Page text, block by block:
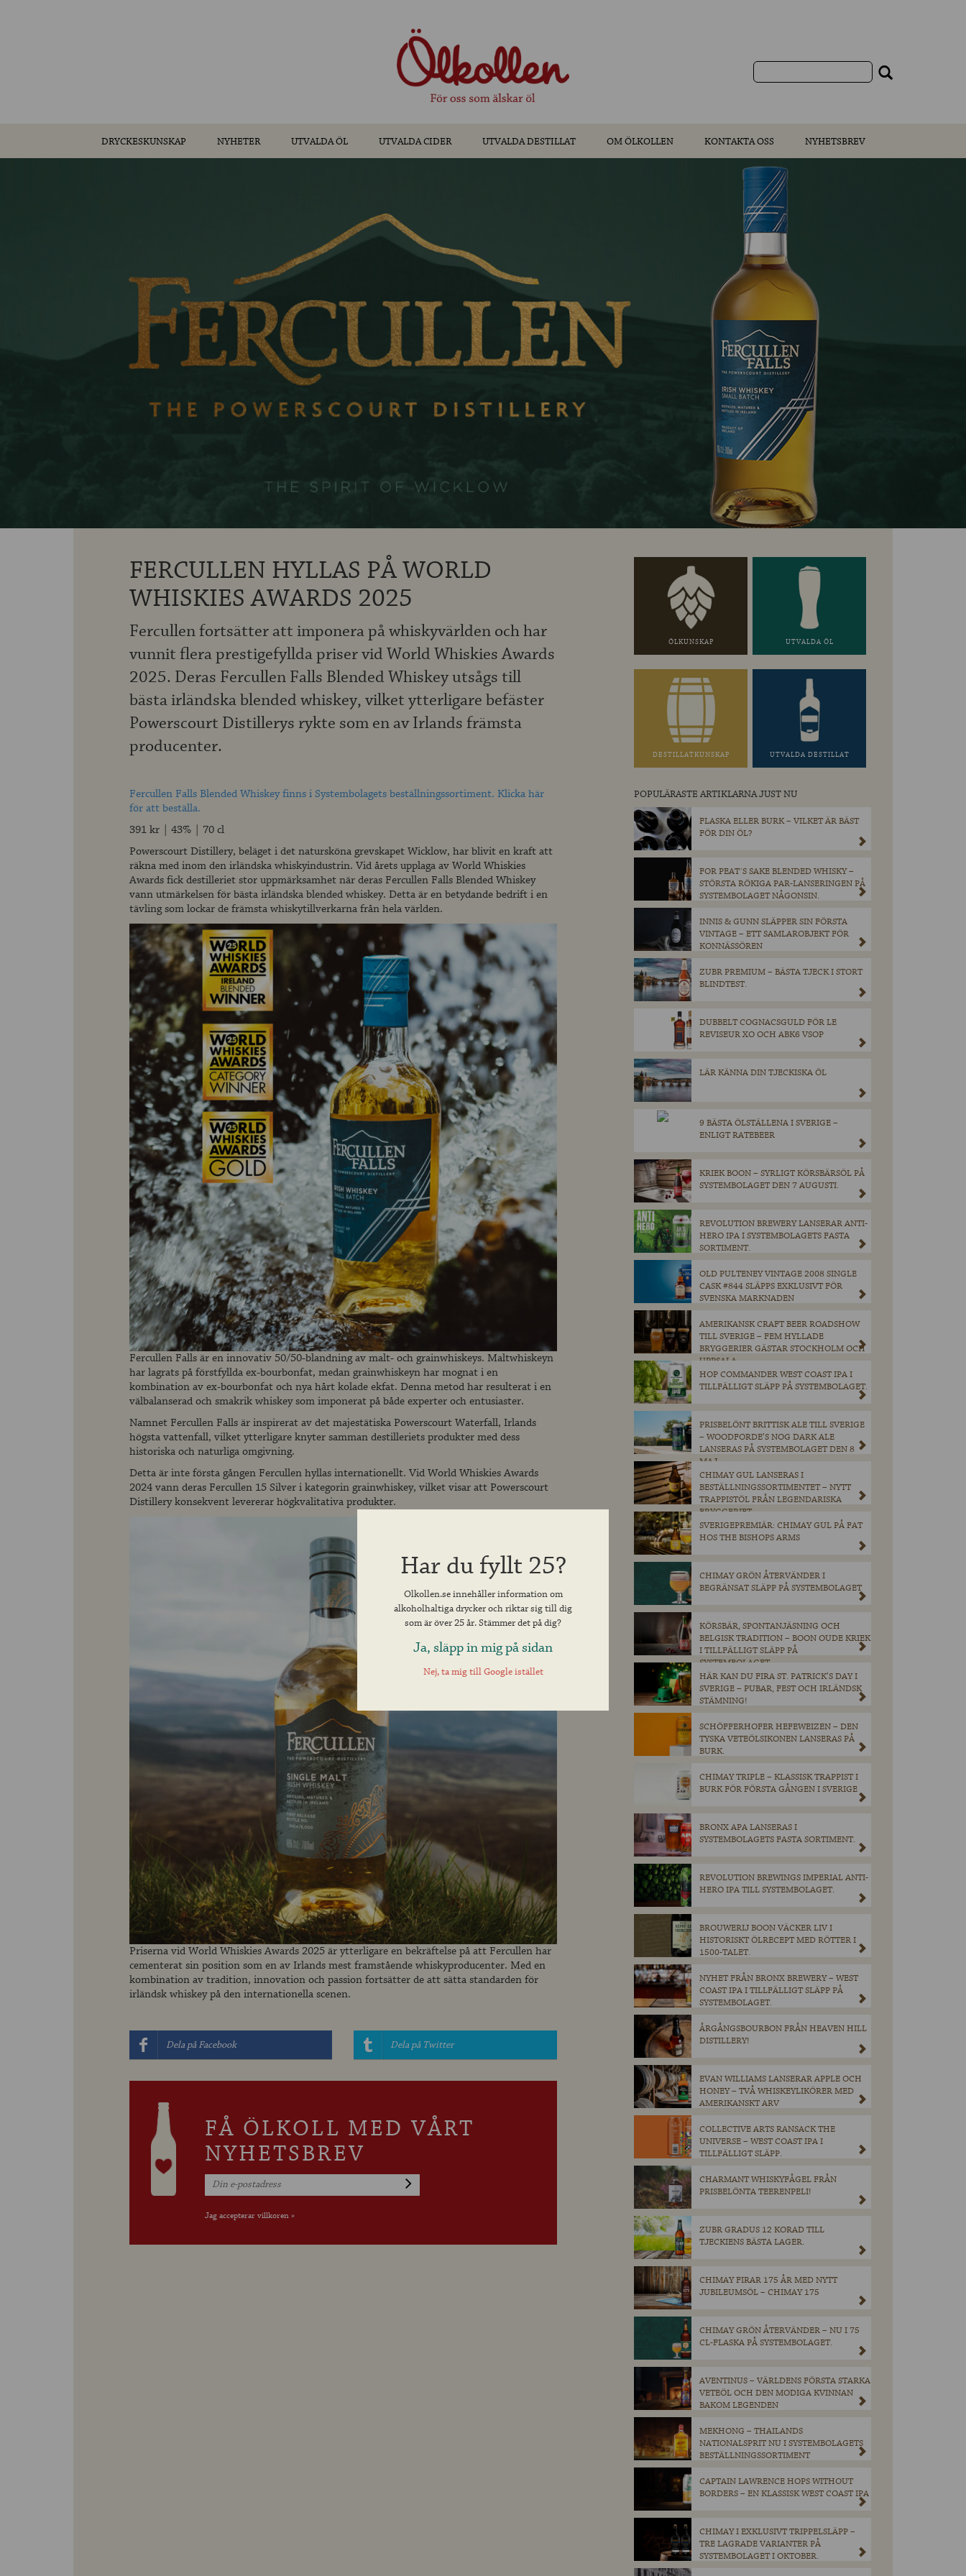
DRYCKESKUNSKAP NYHETER UTVALDA ÖL UTVALDA CIDER UTVALDA DESTILLAT OM ÖLKOLLEN KONTAKTA OSS NYHETSBREV
FERCULLEN HYLLAS PÅ WORLD
WHISKIES AWARDS 2025
Fercullen fortsätter att imponera på whiskyvärlden och har
vunnit flera prestigefyllda priser vid World Whiskies Awards
2025. Deras Fercullen Falls Blended Whiskey utsågs till
bästa irländska blended whiskey, vilket ytterligare befäster
Powerscourt Distillerys rykte som en av Irlands främsta
producenter.
Fercullen Falls Blended Whiskey finns i Systembolagets beställningssortiment. Klicka här
för att beställa.
391 kr | 43% | 70 cl
Powerscourt Distillery, beläget i det natursköna grevskapet Wicklow, har blivit en kraft att
räkna med inom den irländska whiskyindustrin. Vid årets upplaga av World Whiskies
Awards fick destilleriet stor uppmärksamhet när deras Fercullen Falls Blended Whiskey
vann utmärkelsen för bästa irländska blended whiskey. Detta är en betydande bedrift i en
tävling som lockar de främsta whiskytillverkarna från hela världen.
Fercullen Falls är en innovativ 50/50-blandning av malt- och grainwhiskeys. Maltwhiskeyn
har lagrats på förstfyllda ex-bourbonfat, medan grainwhiskeyn har mognat i en
kombination av ex-bourbonfat och nya hårt kolade ekfat. Denna metod har resulterat i en
välbalanserad och smakrik whiskey som imponerat på både experter och entusiaster.
Namnet Fercullen Falls är inspirerat av det majestätiska Powerscourt Waterfall, Irlands
högsta vattenfall, vilket ytterligare knyter samman destilleriets produkter med dess
historiska och naturliga omgivning.
Detta är inte första gången Fercullen hyllas internationellt. Vid World Whiskies Awards
2024 vann deras Fercullen 15 Silver i kategorin grainwhiskey, vilket visar att Powerscourt
Distillery konsekvent levererar högkvalitativa produkter.
Priserna vid World Whiskies Awards 2025 är ytterligare en bekräftelse på att Fercullen har
cementerat sin position som en av Irlands mest framstående whiskyproducenter. Med en
kombination av tradition, innovation och passion fortsätter de att sätta standarden för
irländsk whiskey på den internationella scenen.
Dela på Facebook Dela på Twitter
FÅ ÖLKOLL MED VÅRT
NYHETSBREV
Jag accepterar villkoren »
ÖLKUNSKAP UTVALDA ÖL
DESTILLATKUNSKAP UTVALDA DESTILLAT
POPULÄRASTE ARTIKLARNA JUST NU
FLASKA ELLER BURK – VILKET ÄR BÄST
FÖR DIN ÖL?
FOR PEAT´S SAKE BLENDED WHISKY –
STÖRSTA RÖKIGA PAR-LANSERINGEN PÅ
SYSTEMBOLAGET NÅGONSIN.
INNIS & GUNN SLÄPPER SIN FÖRSTA
VINTAGE – ETT SAMLAROBJEKT FÖR
KONNÄSSÖREN
ZUBR PREMIUM – BÄSTA TJECK I STORT
BLINDTEST.
DUBBELT COGNACSGULD FÖR LE
REVISEUR XO OCH ABK6 VSOP
LÄR KÄNNA DIN TJECKISKA ÖL
9 BÄSTA ÖLSTÄLLENA I SVERIGE –
ENLIGT RATEBEER
KRIEK BOON – SYRLIGT KÖRSBÄRSÖL PÅ
SYSTEMBOLAGET DEN 7 AUGUSTI.
REVOLUTION BREWERY LANSERAR ANTI-
HERO IPA I SYSTEMBOLAGETS FASTA
SORTIMENT.
OLD PULTENEY VINTAGE 2008 SINGLE
CASK #844 SLÄPPS EXKLUSIVT FÖR
SVENSKA MARKNADEN
AMERIKANSK CRAFT BEER ROADSHOW
TILL SVERIGE – FEM HYLLADE
BRYGGERIER GÄSTAR STOCKHOLM OCH
UPPSALA
HOP COMMANDER WEST COAST IPA I
TILLFÄLLIGT SLÄPP PÅ SYSTEMBOLAGET.
PRISBELÖNT BRITTISK ALE TILL SVERIGE
– WOODFORDE’S NOG DARK ALE
LANSERAS PÅ SYSTEMBOLAGET DEN 8
MAJ.
CHIMAY GUL LANSERAS I
BESTÄLLNINGSSORTIMENTET – NYTT
TRAPPISTÖL FRÅN LEGENDARISKA
BRYGGERIET
SVERIGEPREMIÄR: CHIMAY GUL PÅ FAT
HOS THE BISHOPS ARMS
CHIMAY GRÖN ÅTERVÄNDER I
BEGRÄNSAT SLÄPP PÅ SYSTEMBOLAGET
KÖRSBÄR, SPONTANJÄSNING OCH
BELGISK TRADITION – BOON OUDE KRIEK
I TILLFÄLLIGT SLÄPP PÅ
SYSTEMBOLAGET.
HÄR KAN DU FIRA ST. PATRICK’S DAY I
SVERIGE – PUBAR, FEST OCH IRLÄNDSK
STÄMNING!
SCHÖFFERHOFER HEFEWEIZEN – DEN
TYSKA VETEÖLSIKONEN LANSERAS PÅ
BURK.
CHIMAY TRIPLE – KLASSISK TRAPPIST I
BURK FÖR FÖRSTA GÅNGEN I SVERIGE
BRONX APA LANSERAS I
SYSTEMBOLAGETS FASTA SORTIMENT.
REVOLUTION BREWINGS IMPERIAL ANTI-
HERO IPA TILL SYSTEMBOLAGET.
BROUWERIJ BOON VÄCKER LIV I
HISTORISKT ÖLRECEPT MED RÖTTER I
1500-TALET.
NYHET FRÅN BRONX BREWERY – WEST
COAST IPA I TILLFÄLLIGT SLÄPP PÅ
SYSTEMBOLAGET.
ÅRGÅNGSBOURBON FRÅN HEAVEN HILL
DISTILLERY!
EVAN WILLIAMS LANSERAR APPLE OCH
HONEY – TVÅ WHISKEYLIKÖRER MED
AMERIKANSKT ARV
COLLECTIVE ARTS RANSACK THE
UNIVERSE – WEST COAST IPA I
TILLFÄLLIGT SLÄPP.
CHARMANT WHISKYFÅGEL FRÅN
PRISBELÖNTA TEERENPELI!
ZUBR GRADUS 12 KORAD TILL
TJECKIENS BÄSTA LAGER.
CHIMAY FIRAR 175 ÅR MED NYTT
JUBILEUMSÖL – CHIMAY 175
CHIMAY GRÖN ÅTERVÄNDER – NU I 75
CL-FLASKA PÅ SYSTEMBOLAGET.
AVENTINUS – VÄRLDENS FÖRSTA STARKA
VETEÖL OCH DEN MODIGA KVINNAN
BAKOM LEGENDEN
MEKHONG – THAILANDS
NATIONALSPRIT NU I SYSTEMBOLAGETS
BESTÄLLNINGSSORTIMENT
CAPTAIN LAWRENCE HOPS WITHOUT
BORDERS – EN KLASSISK WEST COAST IPA
CHIMAY I EXKLUSIVT TRIPPELSLÄPP –
TRE LAGRADE VARIANTER PÅ
SYSTEMBOLAGET I OKTOBER.
Har du fyllt 25?
Olkollen.se innehåller information om
alkoholhaltiga drycker och riktar sig till dig
som är över 25 år. Stämmer det på dig?
Ja, släpp in mig på sidan
Nej, ta mig till Google istället